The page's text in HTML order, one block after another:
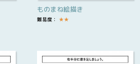
ものまね絵描き
難易度： ★★